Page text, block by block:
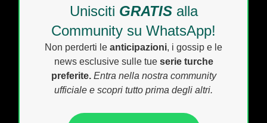
Unisciti GRATISalla
Community su WhatsApp!
Non perderti le anticipazioni, i gossip e le
news esclusive sulle tue serie turche
preferite. Entra nella nostra community
ufficiale e scopri tutto prima degli altri.